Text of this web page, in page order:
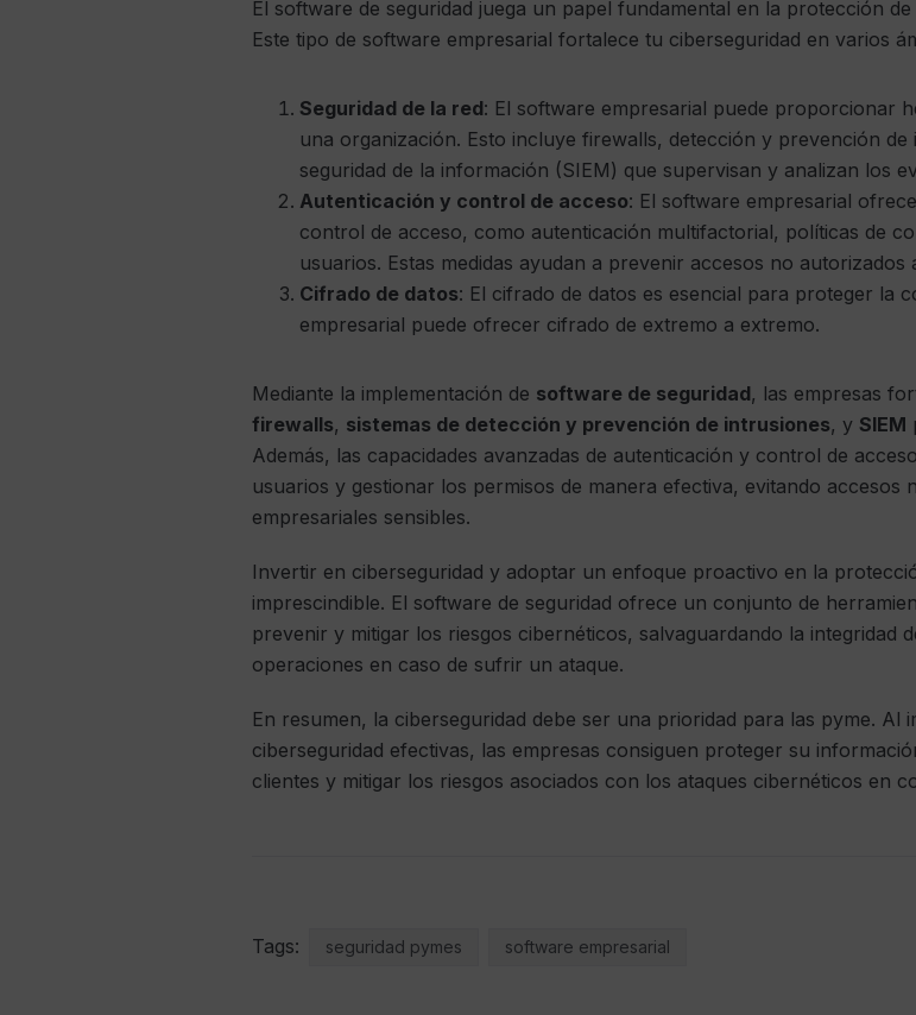
El software de seguridad juega un papel fundamental en la protección
Este tipo de software empresarial fortalece tu ciberseguridad en varios
Seguridad de la red: El software empresarial puede proporcionar
una organización. Esto incluye firewalls, detección y prevención de
seguridad de la información (SIEM) que supervisan y analizan los
Autenticación y control de acceso: El software empresarial
control de acceso, como autenticación multifactorial, políticas de
usuarios. Estas medidas ayudan a prevenir accesos no autorizados
Cifrado de datos: El cifrado de datos es esencial para proteger la
empresarial puede ofrecer cifrado de extremo a extremo.
Mediante la implementación de software de seguridad, las empresas
firewalls, sistemas de detección y prevención de intrusiones, y SIEM
Además, las capacidades avanzadas de autenticación y control de
usuarios y gestionar los permisos de manera efectiva, evitando accesos
empresariales sensibles.
Invertir en ciberseguridad y adoptar un enfoque proactivo en la
imprescindible. El software de seguridad ofrece un conjunto de
prevenir y mitigar los riesgos cibernéticos, salvaguardando la integridad
operaciones en caso de sufrir un ataque.
En resumen, la ciberseguridad debe ser una prioridad para las pyme. Al
ciberseguridad efectivas, las empresas consiguen proteger su
clientes y mitigar los riesgos asociados con los ataques cibernéticos en
Tags: seguridad pymes software empresarial